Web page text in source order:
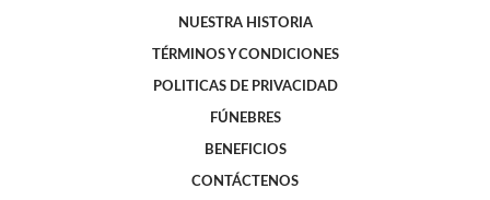
NUESTRA HISTORIA
TÉRMINOS Y CONDICIONES
POLITICAS DE PRIVACIDAD
FÚNEBRES
BENEFICIOS
CONTÁCTENOS